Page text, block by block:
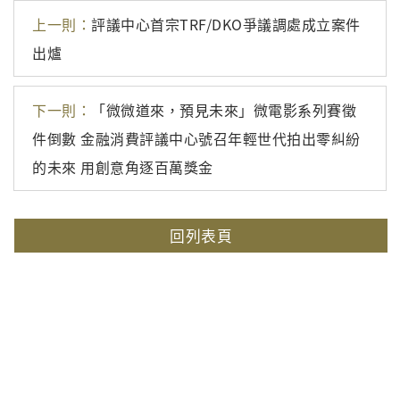
上一則： 評議中心首宗TRF/DKO爭議調處成立案件
出爐
下一則：
「微微道來，預見未來」微電影系列賽徵
件倒數 金融消費評議中心號召年輕世代拍出零糾紛
的未來 用創意角逐百萬獎金
回列表頁